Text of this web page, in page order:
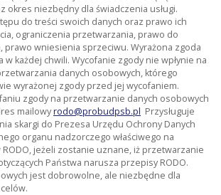
okres niezbędny dla świadczenia usługi.
do treści swoich danych oraz prawo ich
ograniczenia przetwarzania, prawo do
prawo wniesienia sprzeciwu. Wyrażona zgoda
w każdej chwili. Wycofanie zgody nie wpłynie na
danych osobowych, którego
wyrażonej zgody przed jej wycofaniem.
zgody na przetwarzanie danych osobowych
mailowyrodo@probudpsb.pl Przysługuje
skargi do Prezesa Urzędu Ochrony Danych
organu nadzorczego właściwego na
jeżeli zostanie uznane, iż przetwarzanie
Państwa narusza przepisy RODO.
jest dobrowolne, ale niezbędne dla